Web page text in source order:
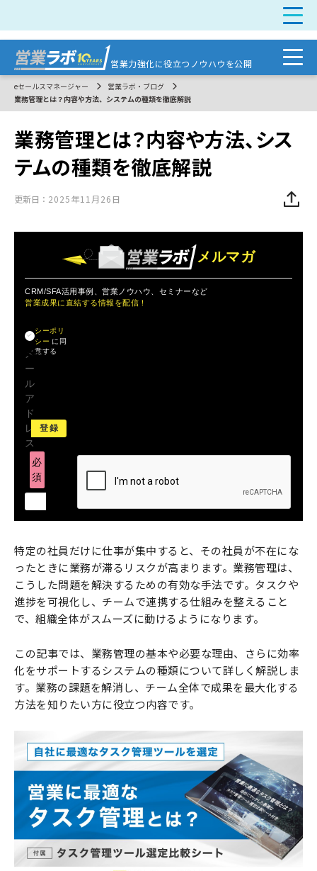
営業力強化に役立つノウハウを公開
eセールスマネージャー
営業ラボ・ブログ
業務管理とは？内容や方法、システムの種類を徹底解説
業務管理とは？内容や方法、シス
テムの種類を徹底解説
更新日： 2025年11月26日
メルマガ
CRM/SFA活用事例、営業ノウハウ、セミナーなど
営業成果に直結する情報を配信！
メ
ー
ル
ア
ド
レ
ス
必
須
シーポリ
シー に同
意する
特定の社員だけに仕事が集中すると、その社員が不在にな
ったときに業務が滞るリスクが高まります。業務管理は、
こうした問題を解決するための有効な手法です。タスクや
進捗を可視化し、チームで連携する仕組みを整えること
で、組織全体がスムーズに動けるようになります。
この記事では、業務管理の基本や必要な理由、さらに効率
化をサポートするシステムの種類について詳しく解説しま
す。業務の課題を解消し、チーム全体で成果を最大化する
方法を知りたい方に役立つ内容です。